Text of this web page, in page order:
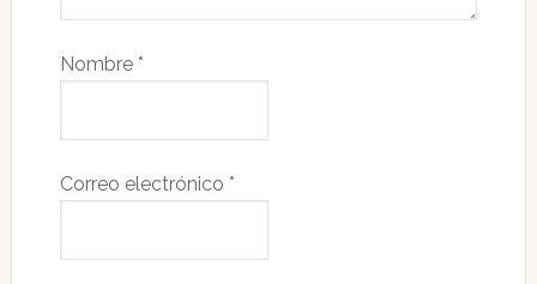
Nombre *
Correo electrónico *